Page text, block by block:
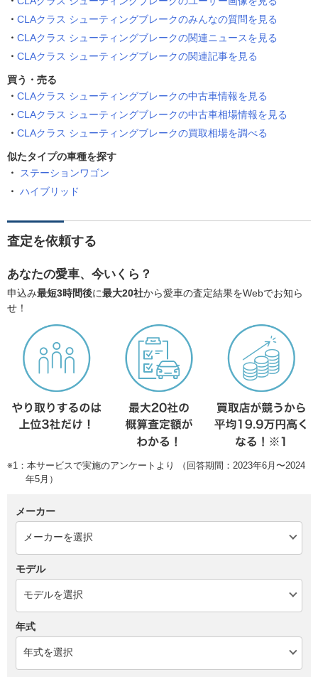
CLAクラス シューティングブレークのみんなの質問を見る
CLAクラス シューティングブレークの関連ニュースを見る
CLAクラス シューティングブレークの関連記事を見る
買う・売る
CLAクラス シューティングブレークの中古車情報を見る
CLAクラス シューティングブレークの中古車相場情報を見る
CLAクラス シューティングブレークの買取相場を調べる
似たタイプの車種を探す
ステーションワゴン
ハイブリッド
査定を依頼する
あなたの愛車、今いくら？
申込み最短3時間後に最大20社から愛車の査定結果をWebでお知ら
せ！
※1：本サービスで実施のアンケートより （回答期間：2023年6月〜2024
年5月）
メーカー
モデル
年式